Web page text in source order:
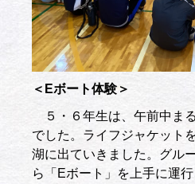
＜Eボート体験＞
５・６年生は、午前中ま
でした。ライフジャケット
湖に出ていきました。グル
ら「Eボート」を上手に運